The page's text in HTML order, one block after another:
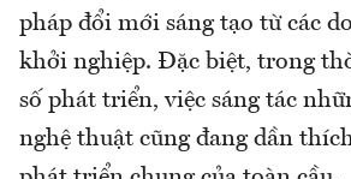
pháp đổi mới sáng tạo từ các
khởi nghiệp. Đặc biệt, trong
số phát triển, việc sáng tác
nghệ thuật cũng đang dần